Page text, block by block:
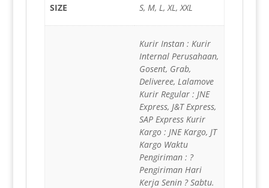
SIZE S, M, L, XL, XXL
Kurir Instan : Kurir
Internal Perusahaan,
Gosent, Grab,
Deliveree, Lalamove
Kurir Regular : JNE
Express, J&T Express,
SAP Express Kurir
Kargo : JNE Kargo, JT
Kargo Waktu
Pengiriman : ?
Pengiriman Hari
Kerja Senin ? Sabtu.